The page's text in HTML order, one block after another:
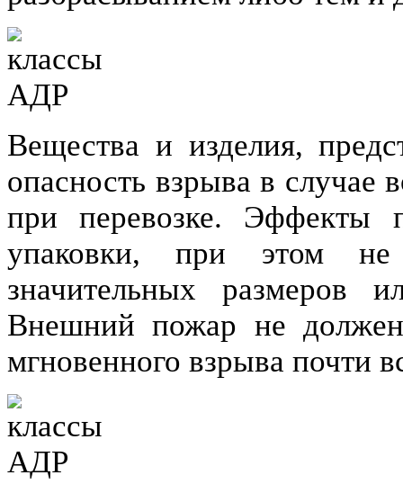
Вещества и изделия,
опасность взрыва в случае
при перевозке. Эффекты
упаковки, при этом не
значительных размеров
Внешний пожар не
мгновенного взрыва почти